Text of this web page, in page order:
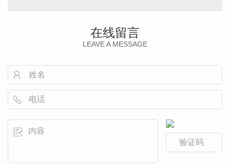
在线留言
LEAVE A MESSAGE